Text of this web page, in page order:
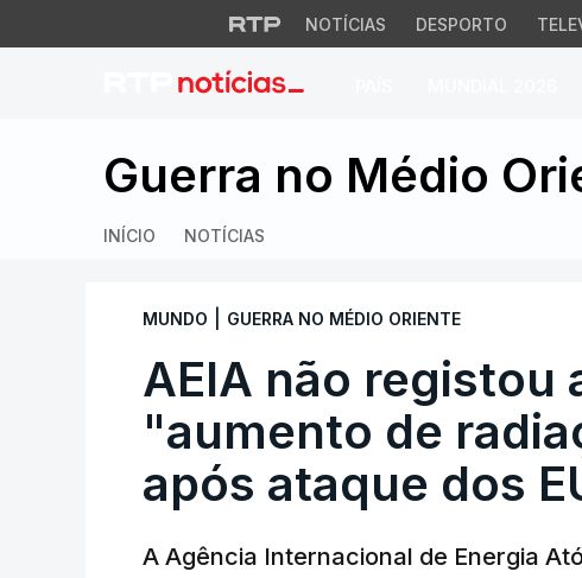
NOTÍCIAS DESPORTO
AEIA não registou
Guerra no Médio
INÍCIO NOTÍCIAS
MUNDO GUERRA NO MÉDIO ORIENTE
AEIA não registou
"aumento de
após ataque dos
A Agência Internacional de Energia